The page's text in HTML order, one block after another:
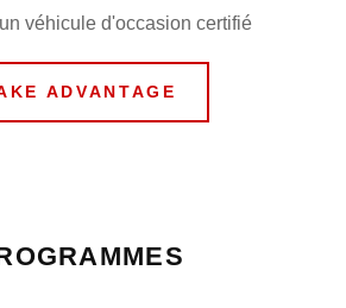
véhicule d'occasion certifié
ADVANTAGE